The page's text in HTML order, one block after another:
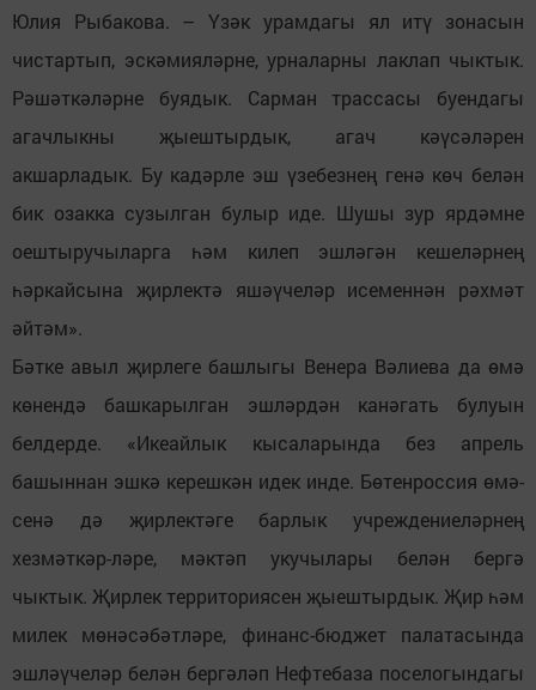
Юлия Рыбакова. – Үзәк урамдагы ял итү зонасын
чистартып, эскәмияләрне, урналарны лаклап чыктык.
Рәшәткәләрне буядык. Сарман трассасы буендагы
агачлыкны җыештырдык, агач кәүсәләрен
акшарладык. Бу кадәрле эш үзебезнең генә көч белән
бик озакка сузылган булыр иде. Шушы зур ярдәмне
оештыручыларга һәм килеп эшләгән кешеләрнең
һәркайсына җирлектә яшәүчеләр исеменнән рәхмәт
әйтәм».
Бәтке авыл җирлеге башлыгы Венера Вәлиева да өмә
көнендә башкарылган эшләрдән канәгать булуын
белдерде. «Икеайлык кысаларында без апрель
башыннан эшкә керешкән идек инде. Бөтенроссия өмә-
сенә дә җирлектәге барлык учреждениеләрнең
хезмәткәр-ләре, мәктәп укучылары белән бергә
чыктык. Җирлек территориясен җыештырдык. Җир һәм
милек мөнәсәбәтләре, финанс-бюджет палатасында
эшләүчеләр белән бергәләп Нефтебаза поселогындагы